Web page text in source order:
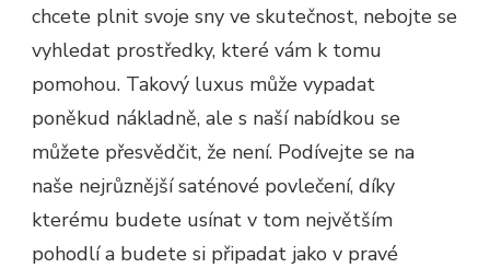
chcete plnit svoje sny ve skutečnost, nebojte se
vyhledat prostředky, které vám k tomu
pomohou. Takový luxus může vypadat
poněkud nákladně, ale s naší nabídkou se
můžete přesvědčit, že není. Podívejte se na
naše nejrůznějšísaténové povlečení, díky
kterému budete usínat v tom největším
pohodlí a budete si připadat jako v pravé